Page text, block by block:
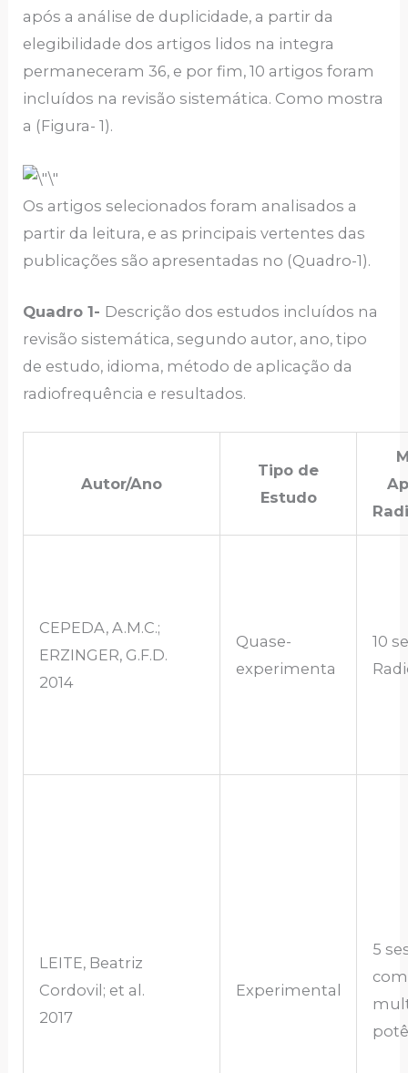
após a análise de duplicidade, a partir da
elegibilidade dos artigos lidos na integra
permaneceram 36, e por fim, 10 artigos foram
incluídos na revisão sistemática. Como mostra
a (Figura- 1).
Os artigos selecionados foram analisados a
partir da leitura, e as principais vertentes das
publicações são apresentadas no (Quadro-1).
Quadro 1- Descrição dos estudos incluídos na
revisão sistemática, segundo autor, ano, tipo
de estudo, idioma, método de aplicação da
radiofrequência e resultados.
Autor/Ano
Tipo de
Estudo
CEPEDA, A.M.C.;
ERZINGER, G.F.D.
2014
Quase-
experimenta
10
LEITE, Beatriz
Cordovil; et al.
2017
Experimental
5